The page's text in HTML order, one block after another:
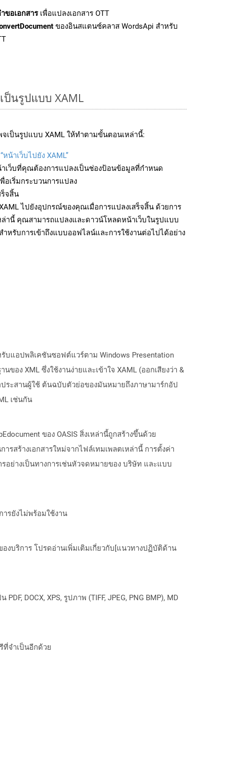
ขอเอกสารเพื่อแปลงเอกสาร OTT
ของอินสแตนซ์คลาส WordsApi สำหรับ
ป็นรูปแบบ XAML
จเป็นรูปแบบ XAML ให้ทำตามขั้นตอนเหล่านี้:
“หน้าเว็บไปยัง XAML”
าเว็บที่คุณต้องการแปลงเป็นช่องป้อนข้อมูลที่กำหนด
อเริ่มกระบวนการแปลง
ร็จสิ้น
ไปยังอุปกรณ์ของคุณเมื่อการแปลงเสร็จสิ้น ด้วยการ
านี้ คุณสามารถแปลงและดาวน์โหลดหน้าเว็บในรูปแบบ
ำหรับการเข้าถึงแบบออฟไลน์และการใช้งานต่อไปได้อย่าง
แอปพลิเคชันซอฟต์แวร์ตาม Windows Presentation
อง XML ซึ่งใช้งานง่ายและเข้าใจ XAML (ออกเสียงว่า &
ประสานผู้ใช้ ต้นฉบับตัวย่อของมันหมายถึงภาษามาร์กอัป
เช่นกัน
ของ OASIS สิ่งเหล่านี้ถูกสร้างขึ้นด้วย
รสร้างเอกสารใหม่จากไฟล์เทมเพลตเหล่านี้ การตั้งค่า
อย่างเป็นทางการเช่นหัวจดหมายของ บริษัท และแบบ
ารยังไม่พร้อมใช้งาน
งบริการ โปรดอ่านเพิ่มเติมเกี่ยวกับ[แนวทางปฏิบัติด้าน
DOCX, XPS, รูปภาพ (TIFF, JPEG, PNG BMP), MD
ที่จำเป็นอีกด้วย